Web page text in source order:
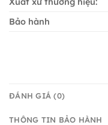
Bảo hành
ĐÁNH GIÁ (0)
THÔNG TIN BẢO HÀNH